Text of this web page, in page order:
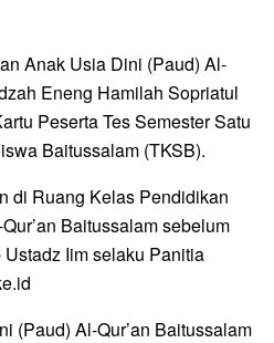
Anak Usia Dini (Paud) Al-
Eneng Hamilah Sopriatul
Peserta Tes Semester Satu
Baitussalam (TKSB).
di Ruang Kelas Pendidikan
Baitussalam sebelum
Iim selaku Panitia
(Paud) Al-Qur’an Baitussalam